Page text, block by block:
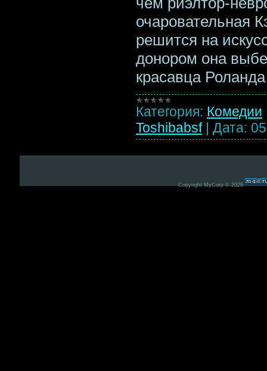
очаровательная
решится на
донором она
красавца
Категория: Комедии
Toshibabsf | Дата:
Copyright MyCorp © 2026